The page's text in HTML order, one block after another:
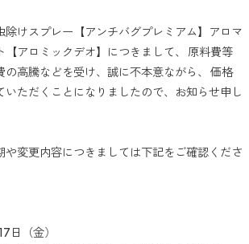
除けスプレー【アンチバグプレミアム】アロマ
【アロミックデオ】につきまして、 原料費等
の高騰などを受け、誠に不本意ながら、 価格
いただくことになりましたので、お知らせ申し
や変更内容につきましては下記をご確認くださ
日（金）